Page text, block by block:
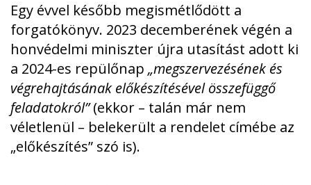
Egy évvel később megismétlődött a
forgatókönyv. 2023 decemberének végén a
honvédelmi miniszter újra utasítást adott ki
a 2024-es repülőnap „megszervezésének és
végrehajtásának előkészítésével összefüggő
feladatokról”(ekkor – talán már nem
véletlenül – belekerült a rendelet címébe az
„előkészítés” szó is).